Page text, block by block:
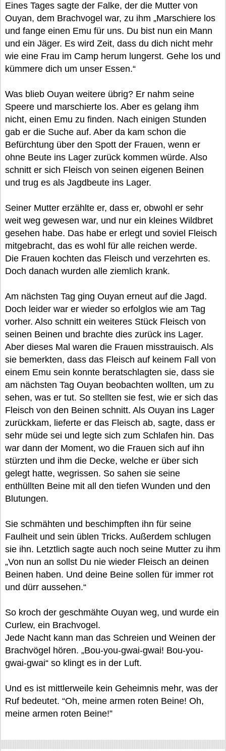
Eines Tages sagte der Falke, der die Mutter von
Ouyan, dem Brachvogel war, zu ihm „Marschiere los
und fange einen Emu für uns. Du bist nun ein Mann
und ein Jäger. Es wird Zeit, dass du dich nicht mehr
wie eine Frau im Camp herum lungerst. Gehe los und
kümmere dich um unser Essen.“
Was blieb Ouyan weitere übrig? Er nahm seine
Speere und marschierte los. Aber es gelang ihm
nicht, einen Emu zu finden. Nach einigen Stunden
gab er die Suche auf. Aber da kam schon die
Befürchtung über den Spott der Frauen, wenn er
ohne Beute ins Lager zurück kommen würde. Also
schnitt er sich Fleisch von seinen eigenen Beinen
und trug es als Jagdbeute ins Lager.
Seiner Mutter erzählte er, dass er, obwohl er sehr
weit weg gewesen war, und nur ein kleines Wildbret
gesehen habe. Das habe er erlegt und soviel Fleisch
mitgebracht, das es wohl für alle reichen werde.
Die Frauen kochten das Fleisch und verzehrten es.
Doch danach wurden alle ziemlich krank.
Am nächsten Tag ging Ouyan erneut auf die Jagd.
Doch leider war er wieder so erfolglos wie am Tag
vorher. Also schnitt ein weiteres Stück Fleisch von
seinen Beinen und brachte dies zurück ins Lager.
Aber dieses Mal waren die Frauen misstrauisch. Als
sie bemerkten, dass das Fleisch auf keinem Fall von
einem Emu sein konnte beratschlagten sie, dass sie
am nächsten Tag Ouyan beobachten wollten, um zu
sehen, was er tut. So stellten sie fest, wie er sich das
Fleisch von den Beinen schnitt. Als Ouyan ins Lager
zurückkam, lieferte er das Fleisch ab, sagte, dass er
sehr müde sei und legte sich zum Schlafen hin. Das
war dann der Moment, wo die Frauen sich auf ihn
stürzten und ihm die Decke, welche er über sich
gelegt hatte, wegrissen. So sahen sie seine
enthüllten Beine mit all den tiefen Wunden und den
Blutungen.
Sie schmähten und beschimpften ihn für seine
Faulheit und sein üblen Tricks. Außerdem schlugen
sie ihn. Letztlich sagte auch noch seine Mutter zu ihm
„Von nun an sollst Du nie wieder Fleisch an deinen
Beinen haben. Und deine Beine sollen für immer rot
und dürr aussehen.“
So kroch der geschmähte Ouyan weg, und wurde ein
Curlew, ein Brachvogel.
Jede Nacht kann man das Schreien und Weinen der
Brachvögel hören. „Bou-you-gwai-gwai! Bou-you-
gwai-gwai“ so klingt es in der Luft.
Und es ist mittlerweile kein Geheimnis mehr, was der
Ruf bedeutet. “Oh, meine armen roten Beine! Oh,
meine armen roten Beine!”